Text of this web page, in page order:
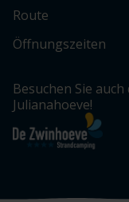
Route
Öffnungszeiten
Besuchen Sie
Julianahoeve!